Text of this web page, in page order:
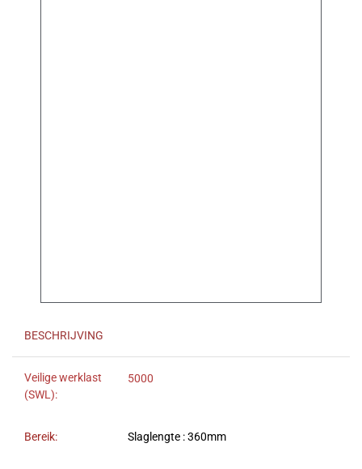
BESCHRIJVING
Veilige werklast
(SWL):
5000
Bereik: Slaglengte : 360mm